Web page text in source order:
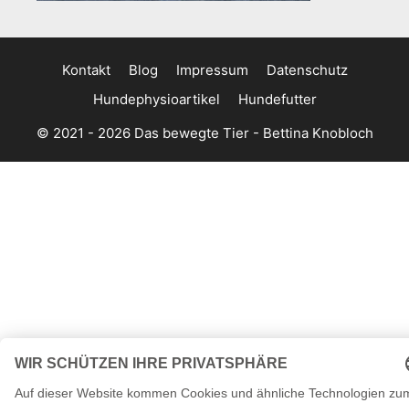
Kontakt Blog Impressum
Datenschutz
Hundephysioartikel
Hundefutter
© 2021 - 2026 Das bewegte Tier - Bettina Knobloch